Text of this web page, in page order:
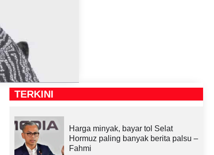
TERKINI
Harga minyak, bayar tol Selat
Hormuz paling banyak berita palsu –
Fahmi